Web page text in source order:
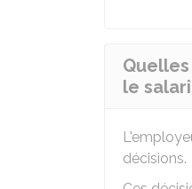
le
décisions.